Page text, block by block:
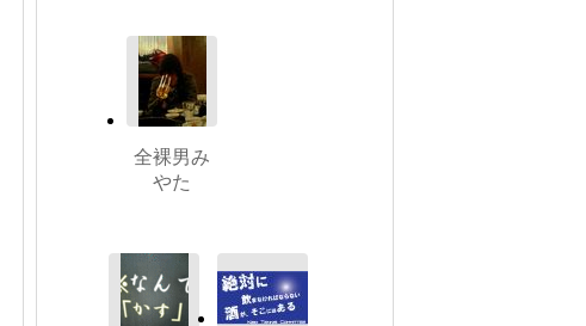
全裸男み
やた